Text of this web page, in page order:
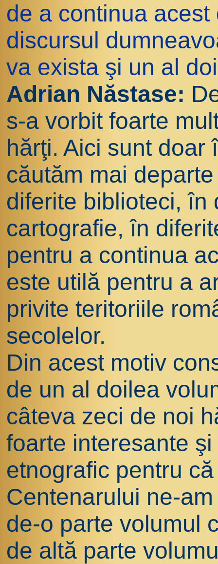
de a continua
discursul
va exista şi un al
Adrian Năstase:
s-a vorbit foarte
hărţi. Aici sunt doar
căutăm mai
diferite biblioteci, în
cartografie, în
pentru a continua
este utilă pentru a
privite teritoriile
secolelor.
Din acest motiv
de un al doilea
câteva zeci de noi
foarte interesante
etnografic pentru
Centenarului ne-
de-o parte volumul
de altă parte